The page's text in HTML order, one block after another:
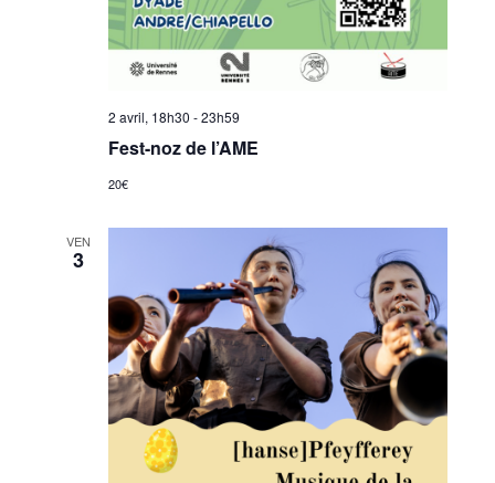
2 avril, 18h30 -23h59
Fest-noz de l’AME
20€
VEN
3